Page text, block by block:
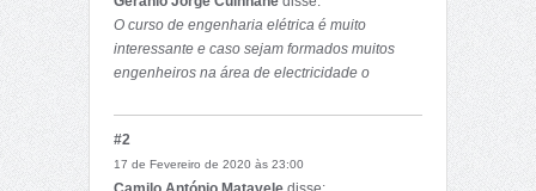
O curso de engenharia elétrica é muito
interessante e caso sejam formados muitos
engenheiros na área de electricidade o
visto que a electricidade actua em quase todos
os sectores de trabalho
#2
17 de Fevereiro de 2020 às 23:00